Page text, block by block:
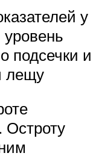
у
подсечки и
лещу
Остроту